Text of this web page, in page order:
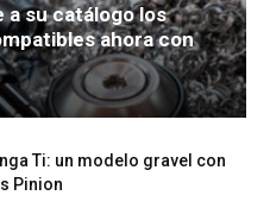
a su catálogo los
ahora con
Ti: un modelo gravel con
Pinion